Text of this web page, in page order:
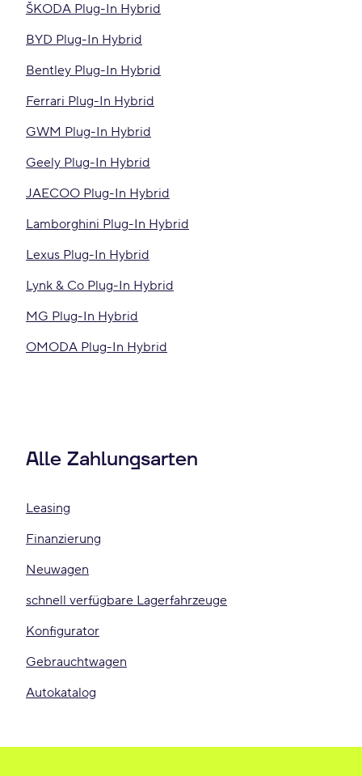
ŠKODA Plug-In Hybrid
BYD Plug-In Hybrid
Bentley Plug-In Hybrid
Ferrari Plug-In Hybrid
GWM Plug-In Hybrid
Geely Plug-In Hybrid
JAECOO Plug-In Hybrid
Lamborghini Plug-In Hybrid
Lexus Plug-In Hybrid
Lynk & Co Plug-In Hybrid
MG Plug-In Hybrid
OMODA Plug-In Hybrid
Alle Zahlungsarten
Leasing
Finanzierung
Neuwagen
schnell verfügbare Lagerfahrzeuge
Konfigurator
Gebrauchtwagen
Autokatalog